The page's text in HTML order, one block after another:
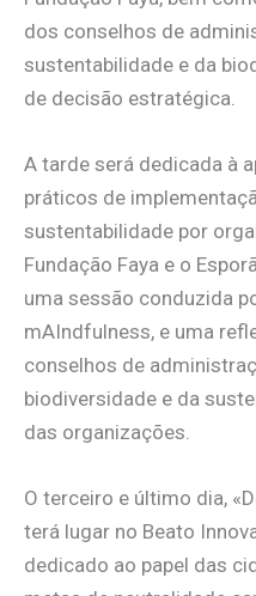
dos conselhos de
sustentabilidade e da
de decisão estratégica.
A tarde será dedicada à
práticos de
sustentabilidade por
Fundação Faya e o
uma sessão conduzida
mAIndfulness, e uma
conselhos de
biodiversidade e da
das organizações.
O terceiro e último dia,
terá lugar no Beato
dedicado ao papel das